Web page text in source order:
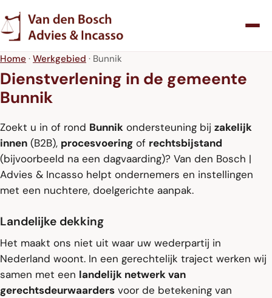
Home · Werkgebied · Bunnik
Dienstverlening in de gemeente
Bunnik
Zoekt u in of rond Bunnik ondersteuning bij zakelijk
innen (B2B), procesvoering of rechtsbijstand
(bijvoorbeeld na een dagvaarding)? Van den Bosch |
Advies & Incasso helpt ondernemers en instellingen
met een nuchtere, doelgerichte aanpak.
Landelijke dekking
Het maakt ons niet uit waar uw wederpartij in
Nederland woont. In een gerechtelijk traject werken wij
samen met een landelijk netwerk van
gerechtsdeurwaarders voor de betekening van